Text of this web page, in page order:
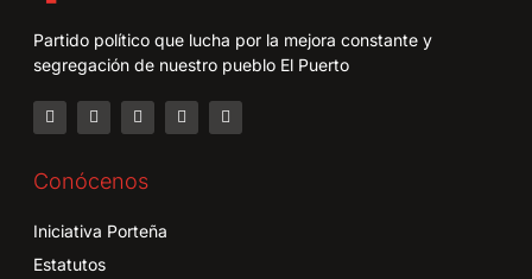
Partido político que lucha por la mejora constante y
segregación de nuestro pueblo El Puerto
Conócenos
Iniciativa Porteña
Estatutos